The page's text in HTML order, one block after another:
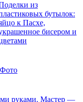
из
бутылок:
к Пасхе,
бисером и
руками. Мастер —